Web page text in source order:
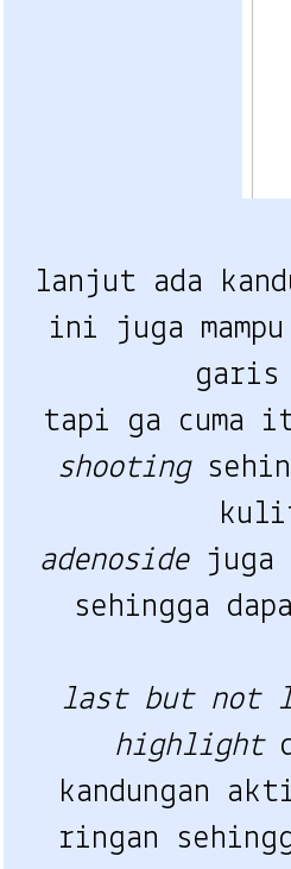
lanjut ada
ini juga
tapi ga cuma
shooting
adenoside juga
sehingga
last but not
highlight
kandungan